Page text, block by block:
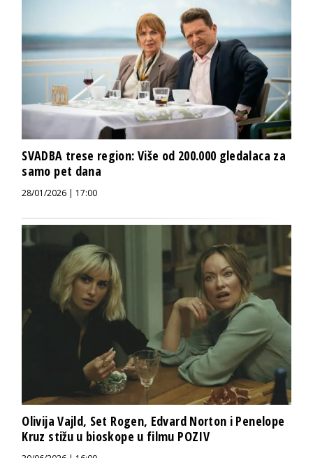
SVADBA trese region: Više od 200.000 gledalaca za
samo pet dana
28/01/2026 | 17:00
Olivija Vajld, Set Rogen, Edvard Norton i Penelope
Kruz stižu u bioskope u filmu POZIV